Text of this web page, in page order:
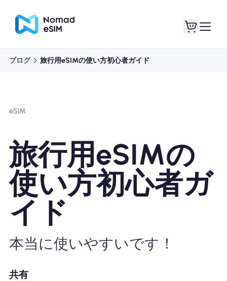
ショッププラン
eSIMについて
Nomad eSIMを使用する理由
ブログ 旅行用eSIMの使い方初心者ガイド
eSIM
旅行用eSIMの
使い方初心者ガ
イド
本当に使いやすいです！
共有